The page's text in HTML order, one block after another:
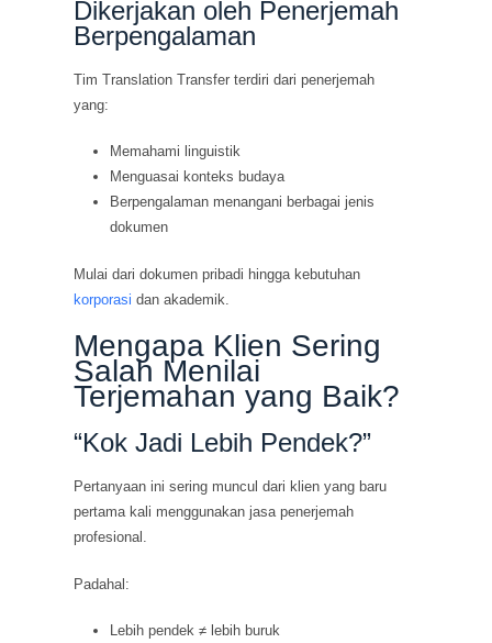
Dikerjakan oleh Penerjemah
Berpengalaman
Tim Translation Transfer terdiri dari penerjemah
yang:
Memahami linguistik
Menguasai konteks budaya
Berpengalaman menangani berbagai jenis
dokumen
Mulai dari dokumen pribadi hingga kebutuhan
korporasi dan akademik.
Mengapa Klien Sering
Salah Menilai
Terjemahan yang Baik?
“Kok Jadi Lebih Pendek?”
Pertanyaan ini sering muncul dari klien yang baru
pertama kali menggunakan jasa penerjemah
profesional.
Padahal:
Lebih pendek ≠ lebih buruk